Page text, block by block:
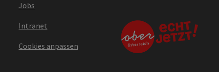
Jobs
Intranet
Cookies anpassen